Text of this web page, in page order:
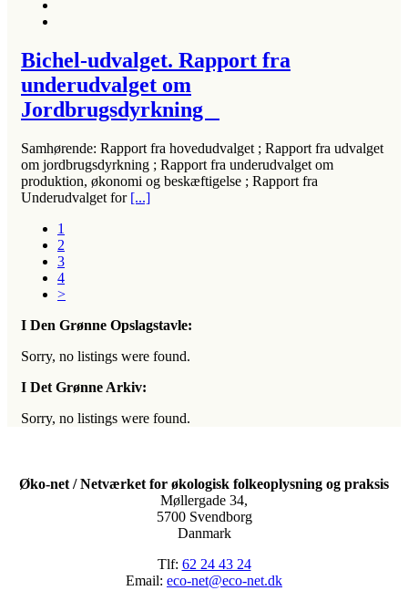
Bichel-udvalget. Rapport fra
underudvalget om
Jordbrugsdyrkning
Samhørende: Rapport fra hovedudvalget ; Rapport fra udvalget
om jordbrugsdyrkning ; Rapport fra underudvalget om
produktion, økonomi og beskæftigelse ; Rapport fra
Underudvalget for [...]
1
2
3
4
>
I Den Grønne Opslagstavle:
Sorry, no listings were found.
I Det Grønne Arkiv:
Sorry, no listings were found.
Øko-net / Netværket for økologisk folkeoplysning og praksis
Møllergade 34,
5700 Svendborg
Danmark
Tlf: 62 24 43 24
Email: eco-net@eco-net.dk